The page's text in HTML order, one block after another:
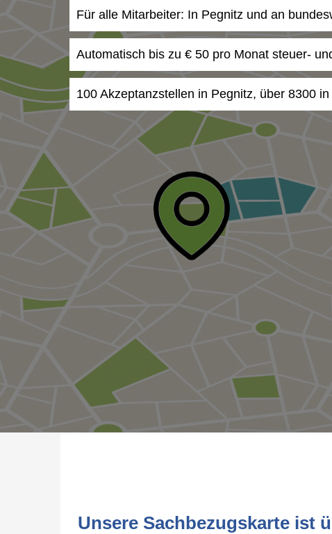
Für alle Mitarbeiter: In Pegnitz und an
Automatisch bis zu € 50 pro Monat steuer-
100 Akzeptanzstellen in Pegnitz, über 8300
Unsere Sachbezugskarte ist